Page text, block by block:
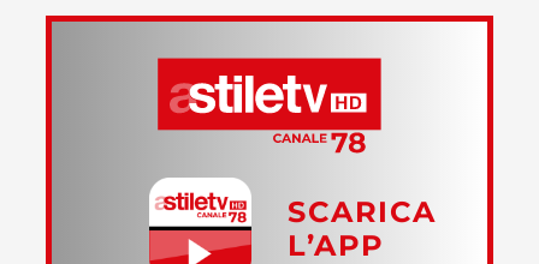
SCARICA
L’APP